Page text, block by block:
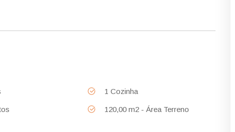
1 Cozinha
120,00 m2 - Área Terreno